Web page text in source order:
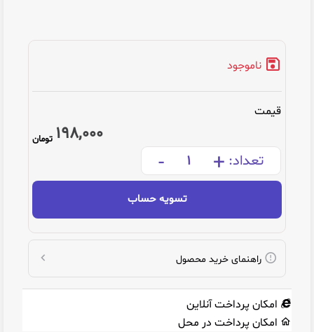
ناموجود
قیمت
198,000 تومان
تعداد: +
-
تسویه حساب
راهنمای خرید محصول
امکان پرداخت آنلاین
امکان پرداخت در محل